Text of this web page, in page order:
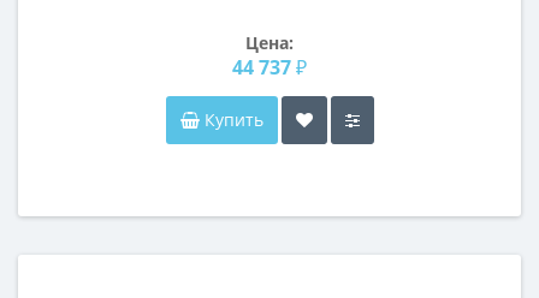
Цена:
44 737 ₽
Купить